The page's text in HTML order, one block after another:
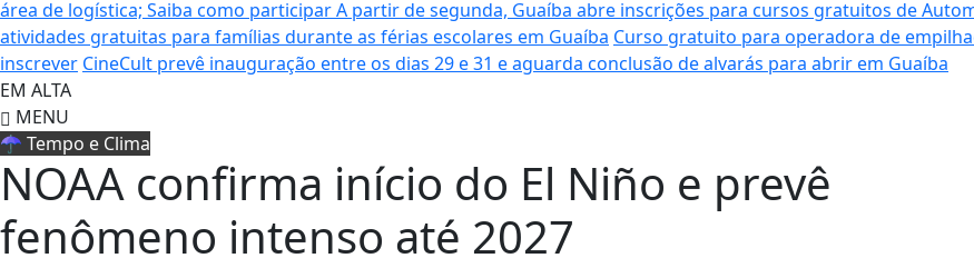
área de logística; Saiba como participarA partir de segunda, Guaíba abre inscrições para cursos gratuitos de
atividades gratuitas para famílias durante as férias escolares em Guaíba Curso gratuito para operadora de
inscrever CineCult prevê inauguração entre os dias 29 e 31 e aguarda conclusão de alvarás para abrir em Guaíba
EM ALTA
MENU
☂️ Tempo e Clima
NOAA confirma início do El Niño e prevê
fenômeno intenso até 2027